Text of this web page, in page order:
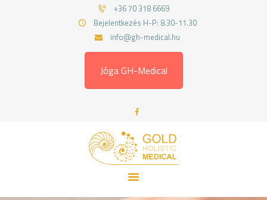
+36 70 318 6669
Bejelentkezés H-P: 8.30-11.30
info@gh-medical.hu
Jóga GH-Medical
GOLD HOLISTIC MEDICAL
Gyógytornász, fizioterapeuta
RÓLAM
SZOLGÁLTATÁSOK
MUNKATÁRSAINK